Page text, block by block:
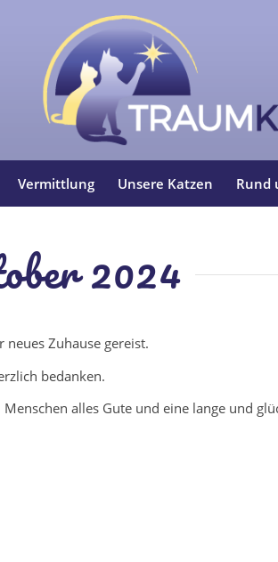
Vermittlung Unsere Katzen Rund
2024
Zuhause gereist.
bedanken.
alles Gute und eine lange und